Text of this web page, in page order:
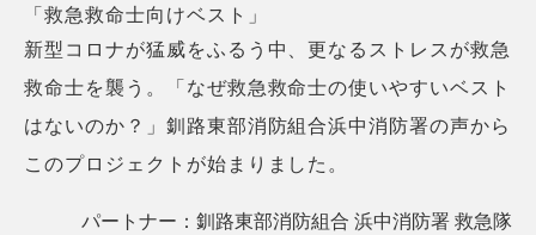
「救急救命士向けベスト」
新型コロナが猛威をふるう中、更なるストレスが救急
救命士を襲う。「なぜ救急救命士の使いやすいベスト
はないのか？」釧路東部消防組合浜中消防署の声から
このプロジェクトが始まりました。
パートナー：釧路東部消防組合 浜中消防署 救急隊